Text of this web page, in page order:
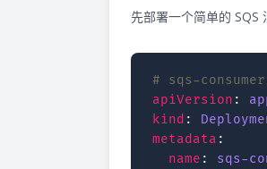
先部署一个简单的 SQS
# sqs-
apiVersion :
kind :
metadata :
name :
sqs-